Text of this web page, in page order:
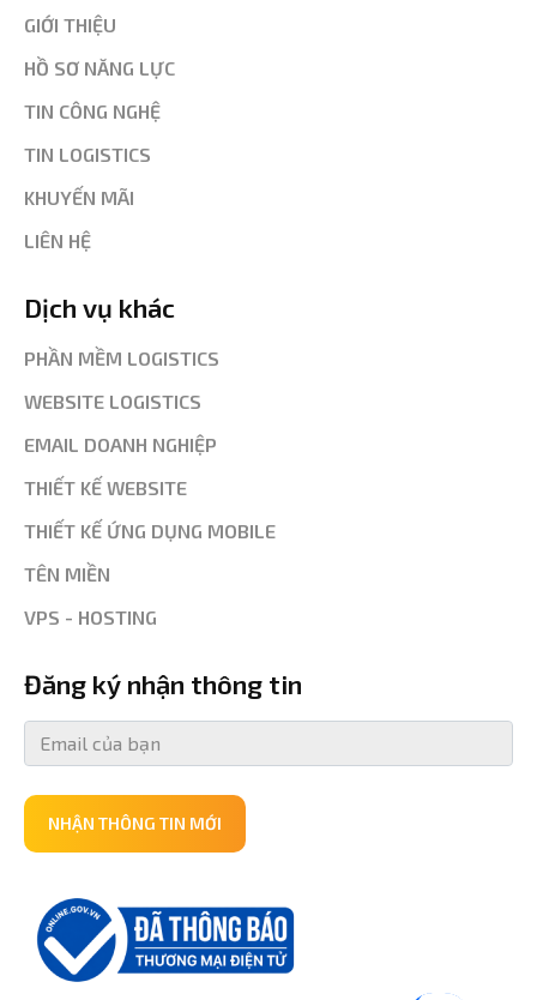
GIỚI THIỆU
HỒ SƠ NĂNG LỰC
TIN CÔNG NGHỆ
TIN LOGISTICS
KHUYẾN MÃI
LIÊN HỆ
Dịch vụ khác
PHẦN MỀM LOGISTICS
WEBSITE LOGISTICS
EMAIL DOANH NGHIỆP
THIẾT KẾ WEBSITE
THIẾT KẾ ỨNG DỤNG MOBILE
TÊN MIỀN
VPS - HOSTING
Đăng ký nhận thông tin
NHẬN THÔNG TIN MỚI